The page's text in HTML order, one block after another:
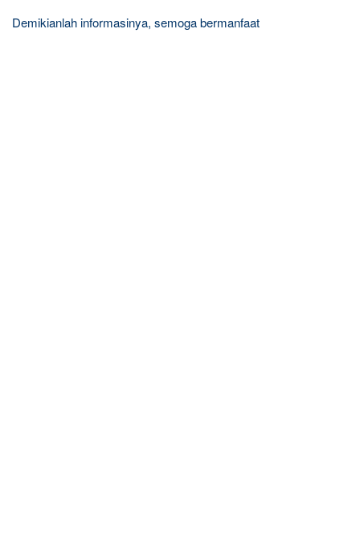
Demikianlah informasinya, semoga bermanfaat